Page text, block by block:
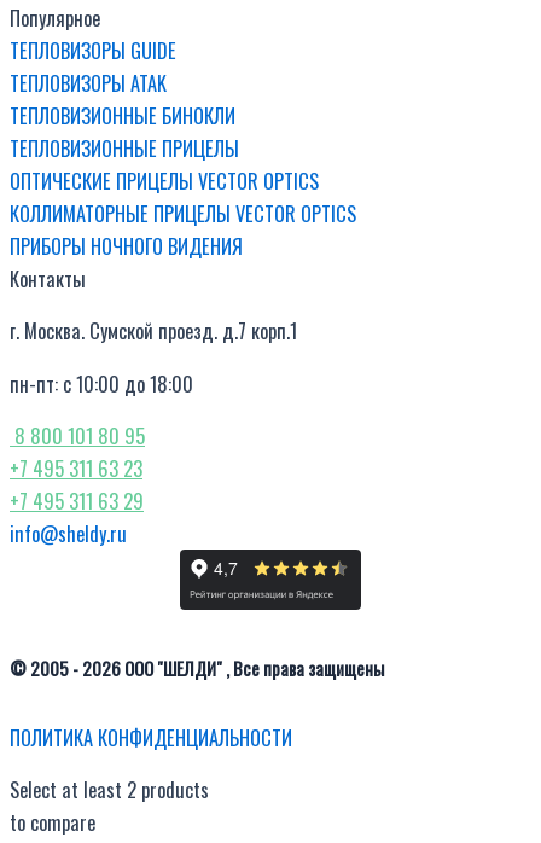
Популярное
ТЕПЛОВИЗОРЫ GUIDE
ТЕПЛОВИЗОРЫ ATAK
ТЕПЛОВИЗИОННЫЕ БИНОКЛИ
ТЕПЛОВИЗИОННЫЕ ПРИЦЕЛЫ
ОПТИЧЕСКИЕ ПРИЦЕЛЫ VECTOR OPTICS
КОЛЛИМАТОРНЫЕ ПРИЦЕЛЫ VECTOR OPTICS
ПРИБОРЫ НОЧНОГО ВИДЕНИЯ
Контакты
г. Москва. Сумской проезд. д.7 корп.1
пн-пт: с 10:00 до 18:00
8 800 101 80 95
+7 495 311 63 23
+7 495 311 63 29
info@sheldy.ru
© 2005 - 2026 ООО "ШЕЛДИ" , Все права защищены
ПОЛИТИКА КОНФИДЕНЦИАЛЬНОСТИ
Select at least 2 products
to compare